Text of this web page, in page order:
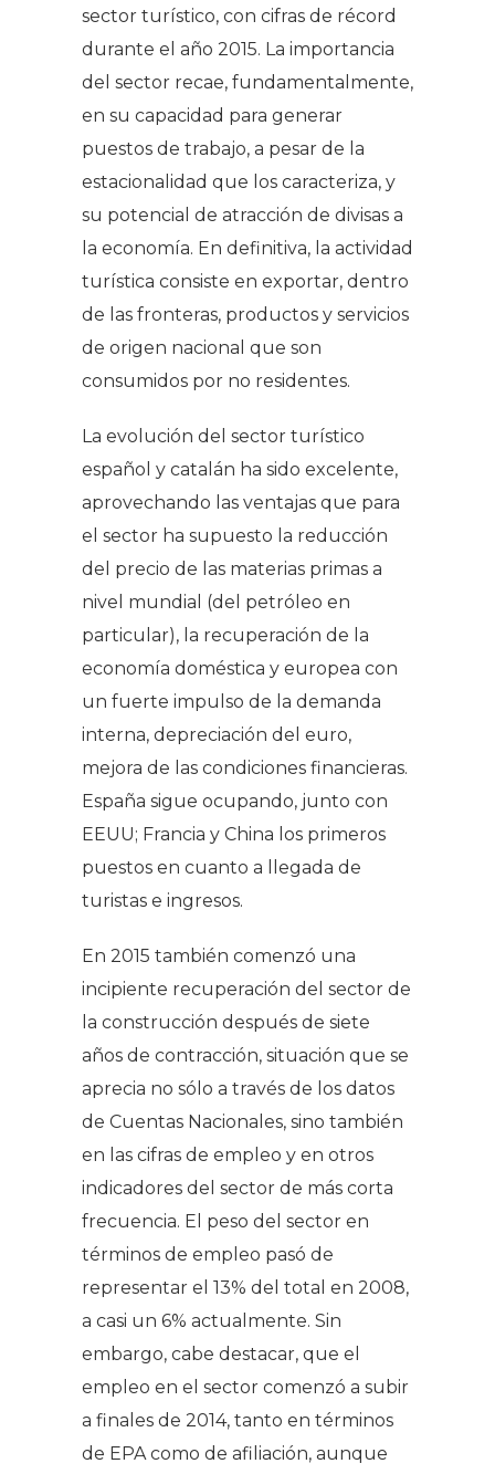
sector turístico, con cifras de récord
durante el año 2015. La importancia
del sector recae, fundamentalmente,
en su capacidad para generar
puestos de trabajo, a pesar de la
estacionalidad que los caracteriza, y
su potencial de atracción de divisas a
la economía. En definitiva, la actividad
turística consiste en exportar, dentro
de las fronteras, productos y servicios
de origen nacional que son
consumidos por no residentes.
La evolución del sector turístico
español y catalán ha sido excelente,
aprovechando las ventajas que para
el sector ha supuesto la reducción
del precio de las materias primas a
nivel mundial (del petróleo en
particular), la recuperación de la
economía doméstica y europea con
un fuerte impulso de la demanda
interna, depreciación del euro,
mejora de las condiciones financieras.
España sigue ocupando, junto con
EEUU; Francia y China los primeros
puestos en cuanto a llegada de
turistas e ingresos.
En 2015 también comenzó una
incipiente recuperación del sector de
la construcción después de siete
años de contracción, situación que se
aprecia no sólo a través de los datos
de Cuentas Nacionales, sino también
en las cifras de empleo y en otros
indicadores del sector de más corta
frecuencia. El peso del sector en
términos de empleo pasó de
representar el 13% del total en 2008,
a casi un 6% actualmente. Sin
embargo, cabe destacar, que el
empleo en el sector comenzó a subir
a finales de 2014, tanto en términos
de EPA como de afiliación, aunque